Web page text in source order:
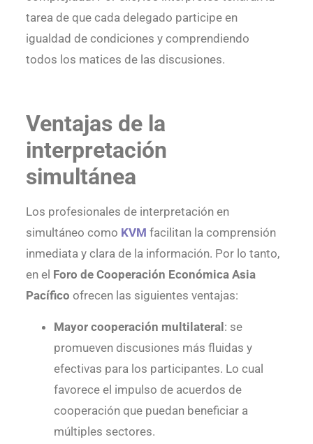
tarea de que cada delegado participe en
igualdad de condiciones y comprendiendo
todos los matices de las discusiones.
Ventajas de la
interpretación
simultánea
Los profesionales de interpretación en
simultáneo como KVM facilitan la comprensión
inmediata y clara de la información. Por lo tanto,
en el Foro de Cooperación Económica Asia
Pacífico ofrecen las siguientes ventajas:
Mayor cooperación multilateral: se
promueven discusiones más fluidas y
efectivas para los participantes. Lo cual
favorece el impulso de acuerdos de
cooperación que puedan beneficiar a
múltiples sectores.